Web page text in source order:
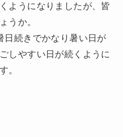
ようになりましたが、皆
うか。
日続きでかなり暑い日が
しやすい日が続くように
。